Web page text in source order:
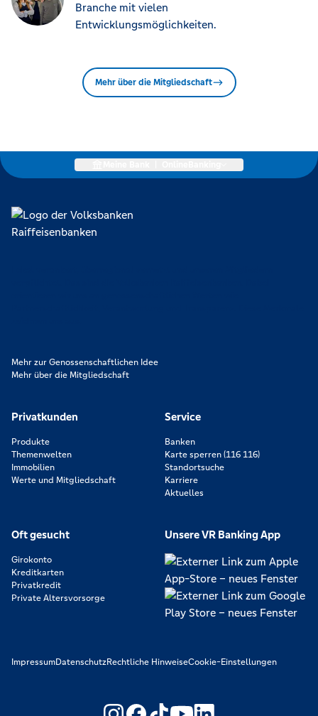
Branche mit vielen
Entwicklungsmöglichkeiten.
Mehr über die Mitgliedschaft
Mehr zur Genossenschaftlichen Idee
Mehr über die Mitgliedschaft
Privatkunden
Produkte
Themenwelten
Immobilien
Werte und Mitgliedschaft
Service
Banken
Karte sperren (116 116)
Standortsuche
Karriere
Aktuelles
Oft gesucht
Girokonto
Kreditkarten
Privatkredit
Private Altersvorsorge
Unsere VR Banking App
ImpressumDatenschutzRechtliche HinweiseCookie-Einstellungen
https://www.youtube.com/
https://